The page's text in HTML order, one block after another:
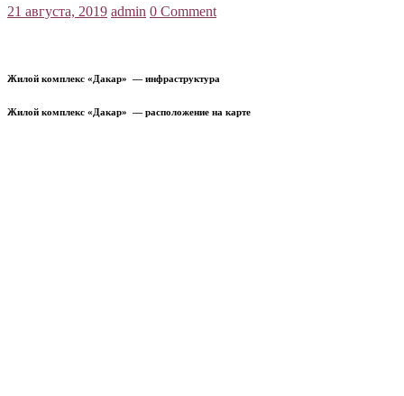
21 августа, 2019 admin 0 Comment
Жилой комплекс «Дакар» — инфраструктура
Жилой комплекс «Дакар» — расположение на карте